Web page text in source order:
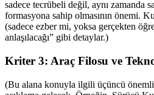
sadece tecrübeli değil, aynı zamanda
formasyona sahip olmasının önemi.
(sadece ezber mi, yoksa gerçekten
anlaşılacağı” gibi detaylar.)
Kriter 3: Araç Filosu ve
(Bu alana konuyla ilgili üçüncü önemli